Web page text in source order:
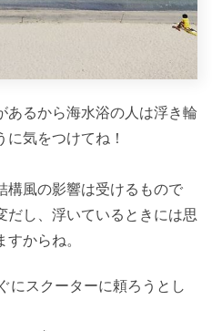
あるから海水浴の人は浮き輪
に気をつけてね！
構風の影響は受けるもので
だし、浮いているときには思
からね。
にスクーターに頼ろうとし